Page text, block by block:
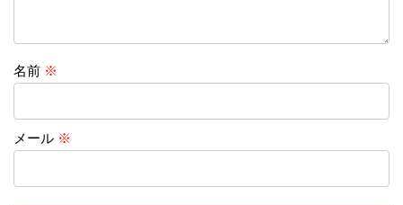
名前 ※
メール ※